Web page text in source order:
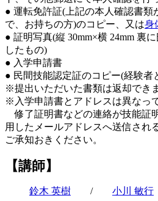
● 運転免許証(上記の本人確認書類
で、お持ちの方)のコピー、又は身
● 証明写真(縦 30mm×横 24mm 裏
したもの)
● 入学申請書
● 民間技能認定証のコピー(経験者
※提出いただいた書類は返却でき
※入学申請書とアドレスは異なっ
修了証明書などの連絡が技能証
用したメールアドレスへ送信され
ご承知おきください。
【講師】
鈴木 英樹 / 小川 敏行